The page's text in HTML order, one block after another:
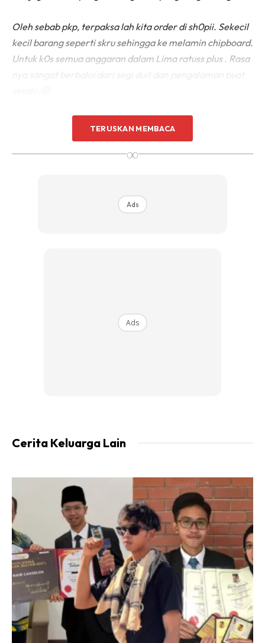
Oleh sebab pkp, terpaksa lah kita order di sh0pii. Sekecil
kecil barang seperti skru sehingga ke melamin chipboard.
Untuk k0s semua anggaran dalam Lima ratuss plus . Rasa
cabinet tu sendiri. Tak kisah lukis di kertas atau di
Untuk hinge pulak atau bahasa melayu nya engsel pintu.
Ade 3 jenis hinge ni, full close, half overlay & insert. Ikot
kesesuain cabinet korang nk guna mana. Untuk projek ni
TERUSKAN MEMBACA
∞
Ads
Ads
Cerita Keluarga Lain